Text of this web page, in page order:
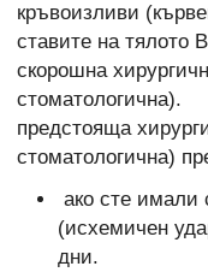
кръвоизливи
ставите на тялото
скорошна
стоматологична).
предстояща
стоматологична)
ако сте имали
(исхемичен
дни.